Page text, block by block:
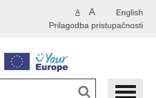
English
A A
Prilagodba pristupačnosti